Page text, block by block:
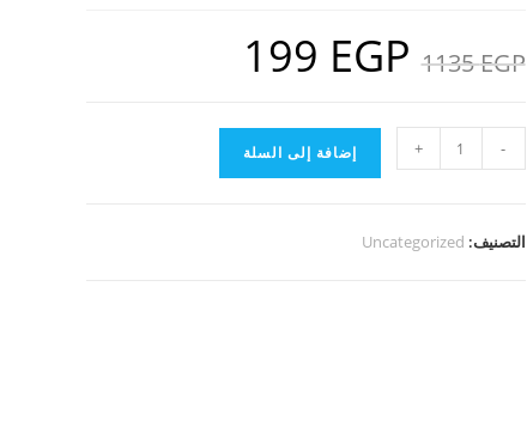
1135EGP
السعر
الأصلي
هو: 199 EGP
باقة
جيجا
-
+ إضافة إلى السلة
التصنيف: Uncategorized